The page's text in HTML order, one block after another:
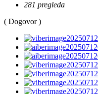
281 pregleda
( Dogovor )